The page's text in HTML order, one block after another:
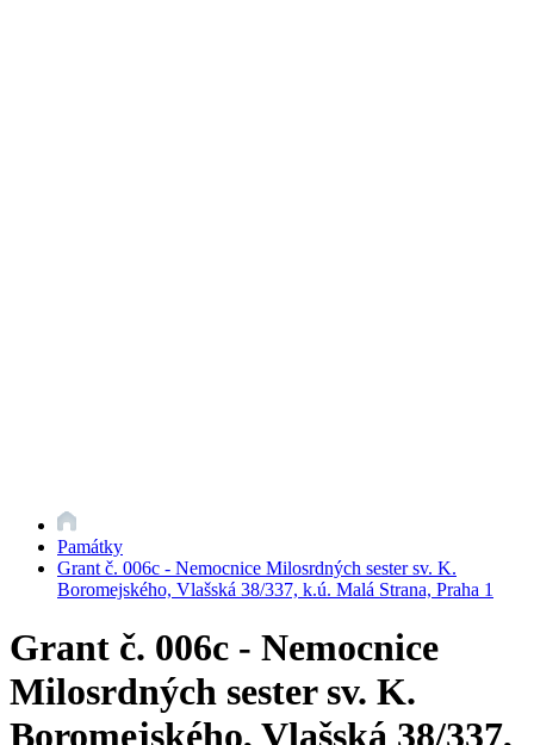
Památky
Grant č. 006c - Nemocnice Milosrdných sester sv. K.
Boromejského, Vlašská 38/337, k.ú. Malá Strana, Praha 1
Grant č. 006c - Nemocnice
Milosrdných sester sv. K.
Boromejského, Vlašská 38/337,